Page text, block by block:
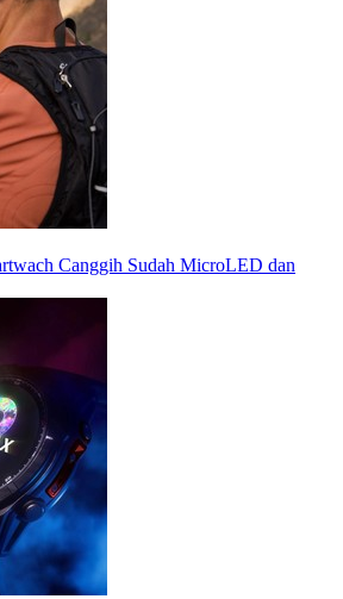
Canggih Sudah MicroLED dan